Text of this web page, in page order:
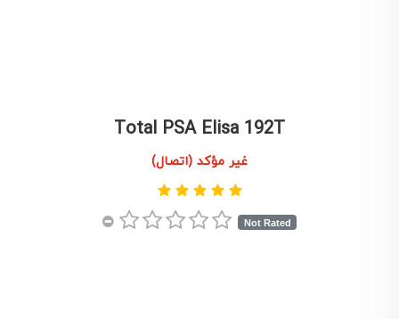
Total PSA Elisa 192T
غير مؤكد (اتصال)
Not Rated